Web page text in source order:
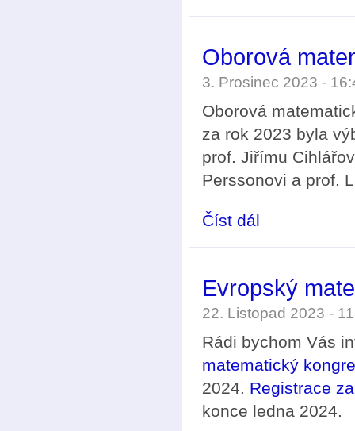
Oborová
3. Prosinec 2023 -
Oborová
za rok 2023 byla
prof. Jiřímu
Perssonovi a prof.
Číst dál
Evropský
22. Listopad 2023 -
Rádi bychom Vás
matematický
2024. Registrace
konce ledna 2024.